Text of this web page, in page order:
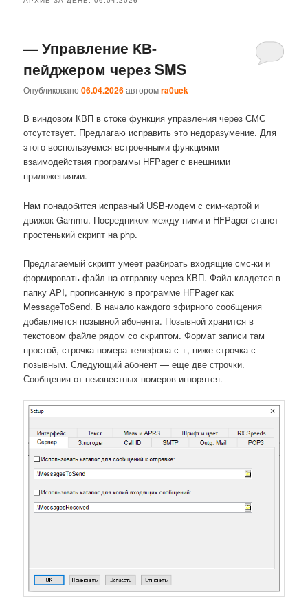
— Управление КВ-
пейджером через SMS
Опубликовано06.04.2026авторомra0uek
В виндовом КВП в стоке функция управления через СМС
отсутствует. Предлагаю исправить это недоразумение. Для
этого воспользуемся встроенными функциями
взаимодействия программы HFPager с внешними
приложениями.
Нам понадобится исправный USB-модем с сим-картой и
движок Gammu. Посредником между ними и HFPager станет
простенький скрипт на php.
Предлагаемый скрипт умеет разбирать входящие смс-ки и
формировать файл на отправку через КВП. Файл кладется в
папку API, прописанную в программе HFPager как
MessageToSend. В начало каждого эфирного сообщения
добавляется позывной абонента. Позывной хранится в
текстовом файле рядом со скриптом. Формат записи там
простой, строчка номера телефона с +, ниже строчка с
позывным. Следующий абонент — еще две строчки.
Сообщения от неизвестных номеров игнорятся.